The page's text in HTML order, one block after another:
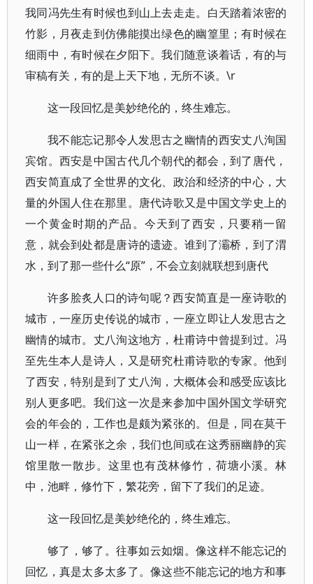
我同冯先生有时候也到山上去走走。白天踏着浓密的
竹影，月夜走到仿佛能摸出绿色的幽篁里；有时候在
细雨中，有时候在夕阳下。我们随意谈着话，有的与
审稿有关，有的是上天下地，无所不谈。\r
这一段回忆是美妙绝伦的，终生难忘。
我不能忘记那令人发思古之幽情的西安丈八洵国
宾馆。西安是中国古代几个朝代的都会，到了唐代，
西安简直成了全世界的文化、政治和经济的中心，大
量的外国人住在那里。唐代诗歌又是中国文学史上的
一个黄金时期的产品。今天到了西安，只要稍一留
意，就会到处都是唐诗的遗迹。谁到了灞桥，到了渭
水，到了那一些什么“原”，不会立刻就联想到唐代
许多脍炙人口的诗句呢？西安简直是一座诗歌的
城市，一座历史传说的城市，一座立即让人发思古之
幽情的城市。丈八洵这地方，杜甫诗中曾提到过。冯
至先生本人是诗人，又是研究杜甫诗歌的专家。他到
了西安，特别是到了丈八洵，大概体会和感受应该比
别人更多吧。我们这一次是来参加中国外国文学研究
会的年会的，工作也是颇为紧张的。但是，同在莫干
山一样，在紧张之余，我们也间或在这秀丽幽静的宾
馆里散一散步。这里也有茂林修竹，荷塘小溪。林
中，池畔，修竹下，繁花旁，留下了我们的足迹。
这一段回忆是美妙绝伦的，终生难忘。
够了，够了。往事如云如烟。像这样不能忘记的
回忆，真是太多太多了。像这些不能忘记的地方和事